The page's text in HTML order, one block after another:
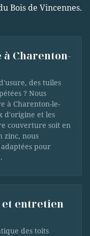
Bois de Vincennes.
Charenton-
des tuiles
? Nous
à Charenton-le-
d'origine et les
couverture soit en
zinc, nous
pour
entretien
des toits